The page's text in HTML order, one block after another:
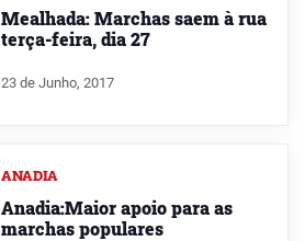
Mealhada: Marchas saem à rua
terça-feira, dia 27
23 de Junho, 2017
ANADIA
Anadia:Maior apoio para as
marchas populares